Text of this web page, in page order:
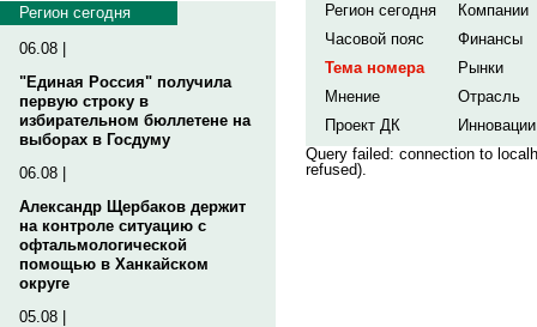
Регион сегодня
06.08 |
"Единая Россия" получила
первую строку в
избирательном бюллетене на
выборах в Госдуму
06.08 |
Александр Щербаков держит
на контроле ситуацию с
офтальмологической
помощью в Ханкайском
округе
05.08 |
Регион сегодня
Компании
Часовой пояс
Финансы
Тема номера
Рынки
Мнение
Отрасль
Проект ДК
Инновации
Query failed: connection to
refused).